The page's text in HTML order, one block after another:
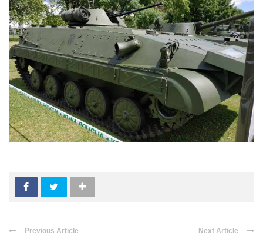
Previous Article Next Article